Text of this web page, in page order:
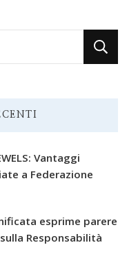
Vantaggi
a Federazione
esprime parere
Responsabilità